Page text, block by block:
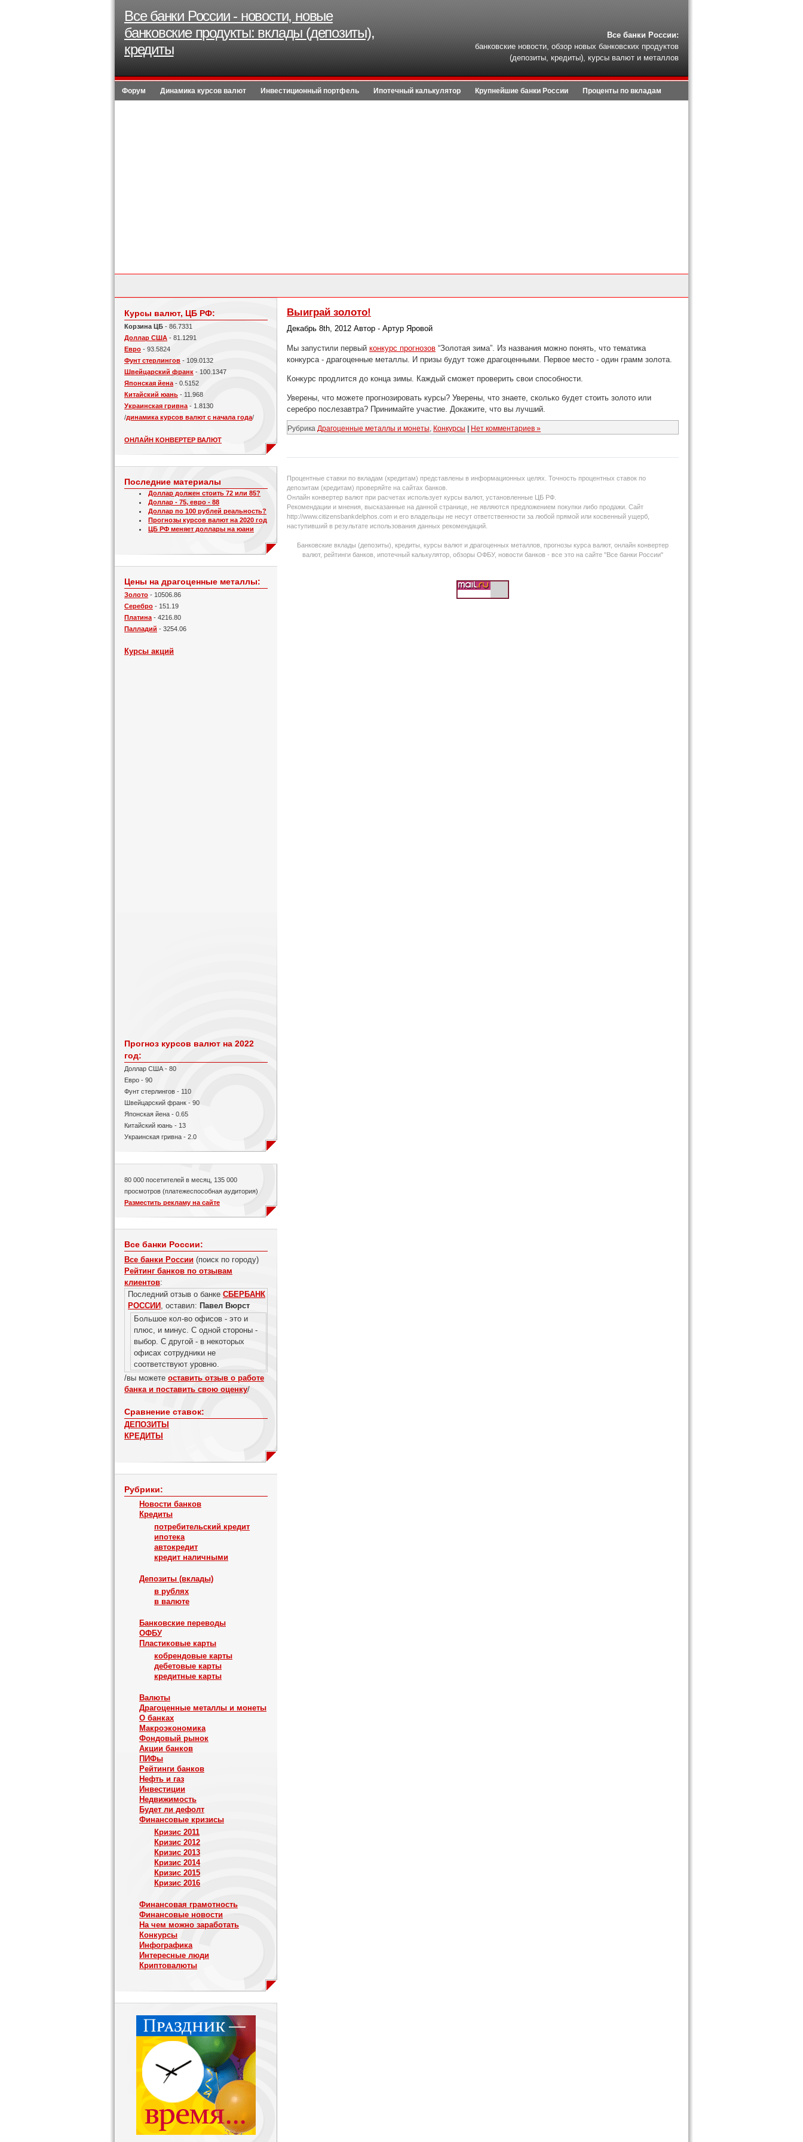
Все банки России - новости, новые
банковские продукты: вклады (депозиты),
кредиты
Все банки России:
банковские новости, обзор новых банковских продуктов
(депозиты, кредиты), курсы валют и металлов
Форум Динамика курсов валют Инвестиционный портфель Ипотечный калькулятор Крупнейшие банки России Проценты по вкладам
Курсы валют, ЦБ РФ:
Корзина ЦБ - 86.7331
Доллар США - 81.1291
Евро - 93.5824
Фунт стерлингов - 109.0132
Швейцарский франк - 100.1347
Японская йена - 0.5152
Китайский юань - 11.968
Украинская гривна - 1.8130
/динамика курсов валют с начала года/
ОНЛАЙН КОНВЕРТЕР ВАЛЮТ
Последние материалы
Доллар должен стоить 72 или 85?
Доллар - 75, евро - 88
Доллар по 100 рублей реальность?
Прогнозы курсов валют на 2020 год
ЦБ РФ меняет доллары на юани
Цены на драгоценные металлы:
Золото - 10506.86
Серебро - 151.19
Платина - 4216.80
Палладий - 3254.06
Курсы акций
Прогноз курсов валют на 2022
год:
Доллар США - 80
Евро - 90
Фунт стерлингов - 110
Швейцарский франк - 90
Японская йена - 0.65
Китайский юань - 13
Украинская гривна - 2.0
80 000 посетителей в месяц, 135 000
просмотров (платежеспособная аудитория)
Разместить рекламу на сайте
Все банки России:
Все банки России (поиск по городу)
Рейтинг банков по отзывам
клиентов:
Последний отзыв о банке СБЕРБАНК
РОССИИ , оставил: Павел Вюрст
Большое кол-во офисов - это и
плюс, и минус. С одной стороны -
выбор. С другой - в некоторых
офисах сотрудники не
соответствуют уровню.
/вы можете оставить отзыв о работе
банка и поставить свою оценку/
Сравнение ставок:
ДЕПОЗИТЫ
КРЕДИТЫ
Рубрики:
Новости банков
Кредиты
потребительский кредит
ипотека
автокредит
кредит наличными
Депозиты (вклады)
в рублях
в валюте
Банковские переводы
ОФБУ
Пластиковые карты
кобрендовые карты
дебетовые карты
кредитные карты
Валюты
Драгоценные металлы и монеты
О банках
Макроэкономика
Фондовый рынок
Акции банков
ПИФы
Рейтинги банков
Нефть и газ
Инвестиции
Недвижимость
Будет ли дефолт
Финансовые кризисы
Кризис 2011
Кризис 2012
Кризис 2013
Кризис 2014
Кризис 2015
Кризис 2016
Финансовая грамотность
Финансовые новости
На чем можно заработать
Конкурсы
Инфографика
Интересные люди
Криптовалюты
Выиграй золото!
Декабрь 8th, 2012 Автор - Артур Яровой
Мы запустили первый конкурс прогнозов “Золотая зима”. Из названия можно понять, что тематика
конкурса - драгоценные металлы. И призы будут тоже драгоценными. Первое место - один грамм золота.
Конкурс продлится до конца зимы. Каждый сможет проверить свои способности.
Уверены, что можете прогнозировать курсы? Уверены, что знаете, сколько будет стоить золото или
серебро послезавтра? Принимайте участие. Докажите, что вы лучший.
Рубрика Драгоценные металлы и монеты Конкурсы Нет комментариев »
Процентные ставки по вкладам (кредитам) представлены в информационных целях. Точность процентных ставок по
депозитам (кредитам) проверяйте на сайтах банков.
Онлайн конвертер валют при расчетах использует курсы валют, установленные ЦБ РФ.
Рекомендации и мнения, высказанные на данной странице, не являются предложением покупки либо продажи. Сайт
http://www.citizensbankdelphos.com и его владельцы не несут ответственности за любой прямой или косвенный ущерб,
наступивший в результате использования данных рекомендаций.
Банковские вклады (депозиты), кредиты, курсы валют и драгоценных металлов, прогнозы курса валют, онлайн конвертер
валют, рейтинги банков, ипотечный калькулятор, обзоры ОФБУ, новости банков - все это на сайте "Все банки России"